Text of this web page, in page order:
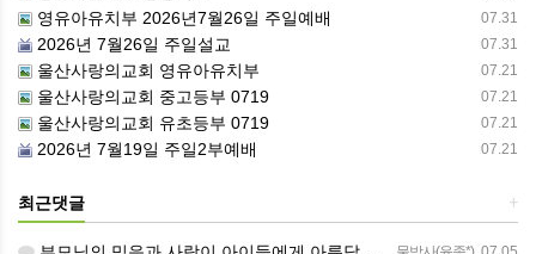
07.31
영유아유치부 2026년7월26일 주일예배
07.31
2026년 7월26일 주일설교
07.21
울산사랑의교회 영유아유치부
07.21
울산사랑의교회 중고등부 0719
07.21
울산사랑의교회 유초등부 0719
07.21
2026년 7월19일 주일2부예배
+
최근댓글